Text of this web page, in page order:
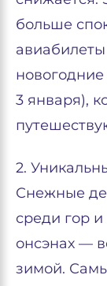
больше
3 января),
2.
Снежные
среди гор
онсэнах —
зимой.